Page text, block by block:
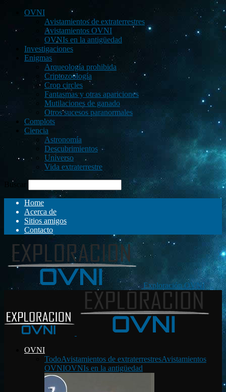
OVNI
Avistamientos de extraterrestres
Avistamientos OVNI
OVNIs en la antigüedad
Investigaciones
Enigmas
Arqueología prohibida
Criptozoología
Crop circles
Fantasmas y otras apariciones
Mutilaciones de ganado
Otros sucesos paranormales
Complots
Ciencia
Astronomía
Descubrimientos
Universo
Vida extraterrestre
Buscar
Home
Acerca de
Sitios amigos
Contacto
Exploración OVNI
OVNI
TodoAvistamientos de extraterrestresAvistamientos
OVNIOVNIs en la antigüedad